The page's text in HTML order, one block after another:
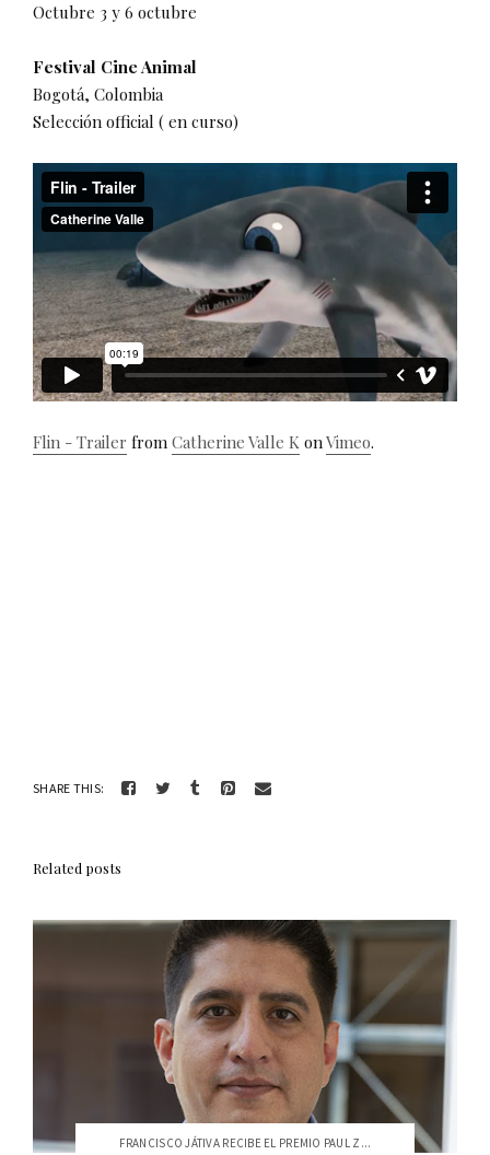
Octubre 3 y 6 octubre
Festival Cine Animal
Bogotá, Colombia
Selección official ( en curso)
Flin - Trailer from Catherine Valle K onVimeo.
SHARE THIS:
Related posts
FRANCISCO JÁTIVA RECIBE EL PREMIO PAUL Z...